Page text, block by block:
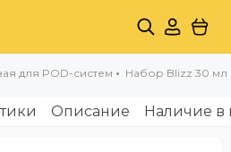
для POD-систем Набор Blizz 30 мл
Описание Наличие в